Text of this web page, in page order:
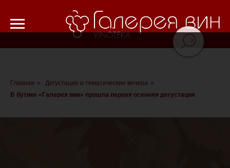
Главная » Дегустации и тематические вечера »
В бутике «Галерея вин» прошла первая осенняя дегустация